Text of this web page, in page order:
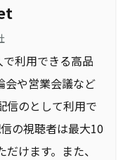
利用できる高品
会や営業会議など
信のとして利用で
の視聴者は最大10
けます。また、